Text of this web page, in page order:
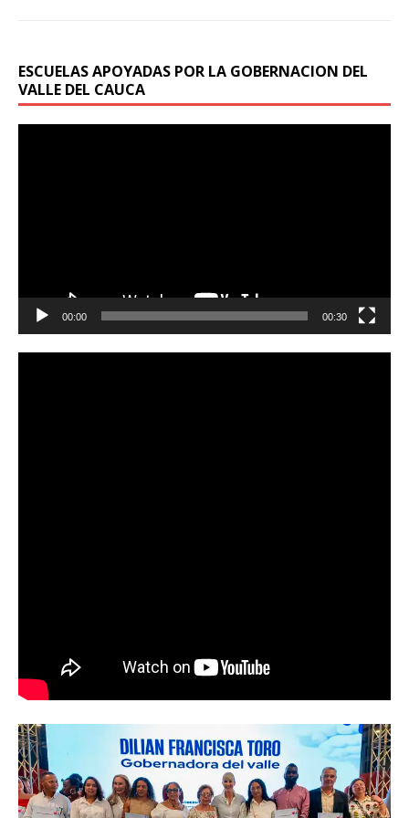
ESCUELAS APOYADAS POR LA GOBERNACION DEL
VALLE DEL CAUCA
00:00 00:30